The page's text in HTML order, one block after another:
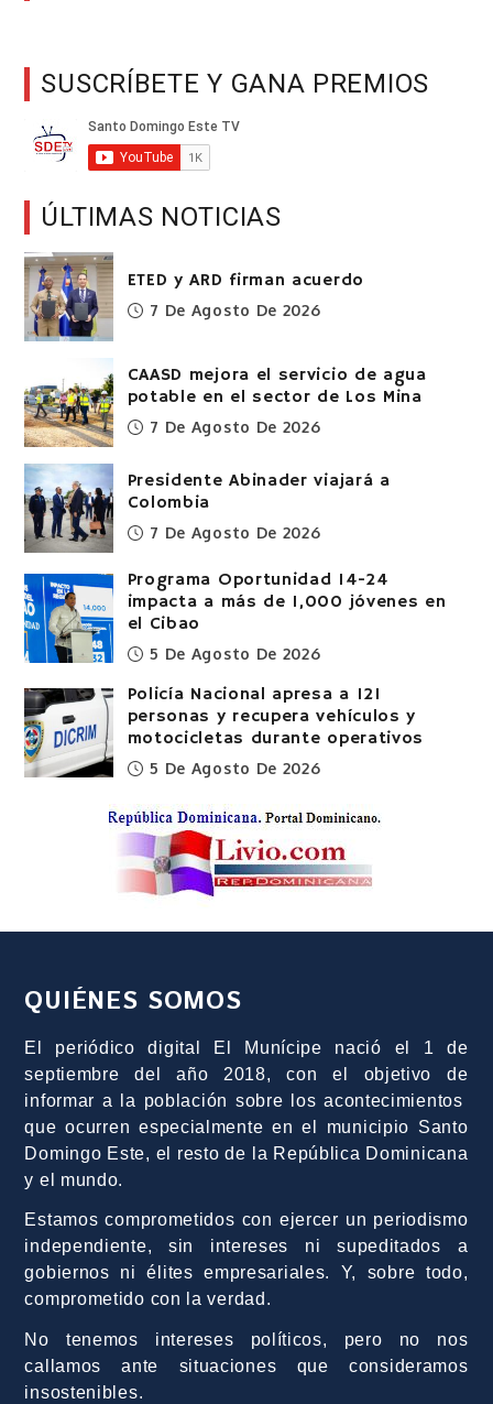
SUSCRÍBETE Y GANA PREMIOS
ÚLTIMAS NOTICIAS
ETED y ARD firman acuerdo
7 De Agosto De 2026
CAASD mejora el servicio de agua
potable en el sector de Los Mina
7 De Agosto De 2026
Presidente Abinader viajará a
Colombia
7 De Agosto De 2026
Programa Oportunidad 14-24
impacta a más de 1,000 jóvenes en
el Cibao
5 De Agosto De 2026
Policía Nacional apresa a 121
personas y recupera vehículos y
motocicletas durante operativos
5 De Agosto De 2026
QUIÉNES SOMOS
El periódico digital El Munícipe nació el 1 de
septiembre del año 2018, con el objetivo de
informar a la población sobre los acontecimientos
que ocurren especialmente en el municipio Santo
Domingo Este, el resto de la República Dominicana
y el mundo.
Estamos comprometidos con ejercer un periodismo
independiente, sin intereses ni supeditados a
gobiernos ni élites empresariales. Y, sobre todo,
comprometido con la verdad.
No tenemos intereses políticos, pero no nos
callamos ante situaciones que consideramos
insostenibles.